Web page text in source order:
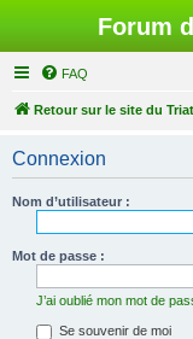
Forum
FAQ
Retour sur le site du
Connexion
Nom d’utilisateur :
Mot de passe :
J’ai oublié mon mot de
Se souvenir de moi